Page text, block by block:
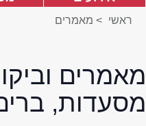
ראשי > מאמרים
מאמרים
מסעדות,